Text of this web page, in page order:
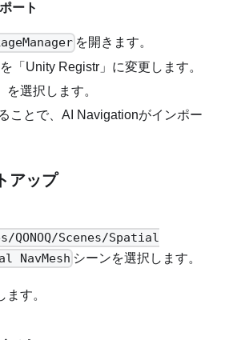
ート
を開きます。
「Unity Registr」に変更します。
を選択します。
ことで、AI Navigationがインポー
アップ
QONOQ/Scenes/Spatial
NavMesh シーンを選択します。
す。